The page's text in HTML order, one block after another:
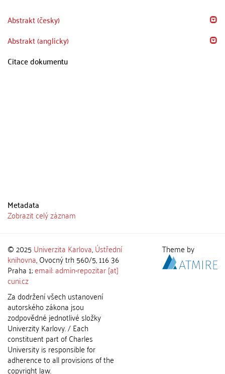
Abstrakt (česky)
Abstrakt (anglicky)
Citace dokumentu
Metadata
Zobrazit celý záznam
© 2025 Univerzita Karlova,Ústřední
knihovna, Ovocný trh 560/5, 116 36
Praha 1;email: admin-repozitar [at]
cuni.cz
Za dodržení všech ustanovení
autorského zákona jsou
zodpovědné jednotlivé složky
Univerzity Karlovy. / Each
constituent part of Charles
University is responsible for
adherence to all provisions of the
copyright law.
Theme by